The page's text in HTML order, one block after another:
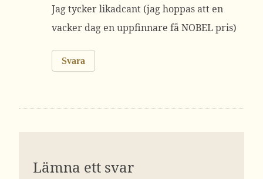
Jag tycker likadcant (jag hoppas att en
vacker dag en uppfinnare få NOBEL pris)
Svara
Lämna ett svar